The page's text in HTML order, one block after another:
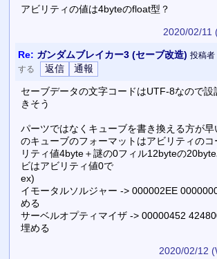
アビリティの値は4byteのfloat型？
2020/02/11
Re: ガンダムブレイカー3 (セーブ改造) 投稿者
する
セーブデータの文字コードはUTF-8なので設
きそう
パーツではなくキューブを書き換える方が
のキューブのフォーマットはアビリティの
リティ値4byte＋謎の0フィル12byteの
ビはアビリティ値0で
ex)
イモータルソルジャー -> 000002EE
める
サーベルオプティマイザ -> 00000452
埋める
2020/02/12